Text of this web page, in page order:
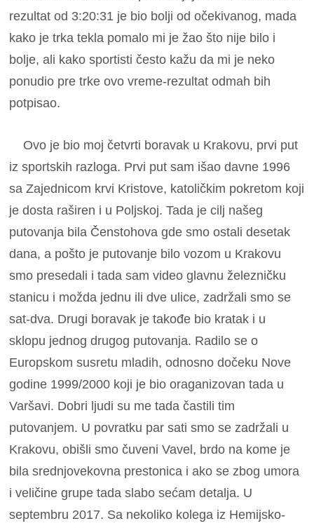
rezultat od 3:20:31 je bio bolji od očekivanog, mada
kako je trka tekla pomalo mi je žao što nije bilo i
bolje, ali kako sportisti često kažu da mi je neko
ponudio pre trke ovo vreme-rezultat odmah bih
potpisao.
Ovo je bio moj četvrti boravak u Krakovu, prvi put
iz sportskih razloga. Prvi put sam išao davne 1996
sa Zajednicom krvi Kristove, katoličkim pokretom koji
je dosta raširen i u Poljskoj. Tada je cilj našeg
putovanja bila Čenstohova gde smo ostali desetak
dana, a pošto je putovanje bilo vozom u Krakovu
smo presedali i tada sam video glavnu železničku
stanicu i možda jednu ili dve ulice, zadržali smo se
sat-dva. Drugi boravak je takođe bio kratak i u
sklopu jednog drugog putovanja. Radilo se o
Europskom susretu mladih, odnosno dočeku Nove
godine 1999/2000 koji je bio oraganizovan tada u
Varšavi. Dobri ljudi su me tada častili tim
putovanjem. U povratku par sati smo se zadržali u
Krakovu, obišli smo čuveni Vavel, brdo na kome je
bila srednjovekovna prestonica i ako se zbog umora
i veličine grupe tada slabo sećam detalja. U
septembru 2017. Sa nekoliko kolega iz Hemijsko-